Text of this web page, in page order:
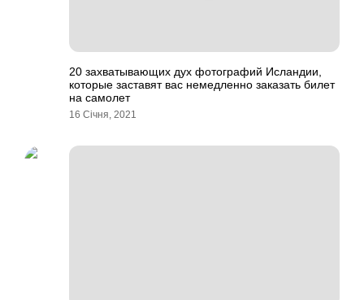
20 захватывающих дух фотографий Исландии,
которые заставят вас немедленно заказать билет
на самолет
16 Січня, 2021